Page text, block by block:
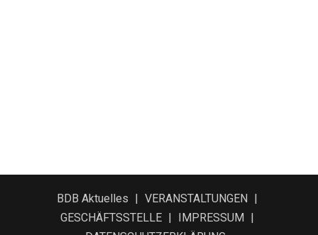
BDB Aktuelles
VERANSTALTUNGEN
GESCHÄFTSSTELLE
IMPRESSUM